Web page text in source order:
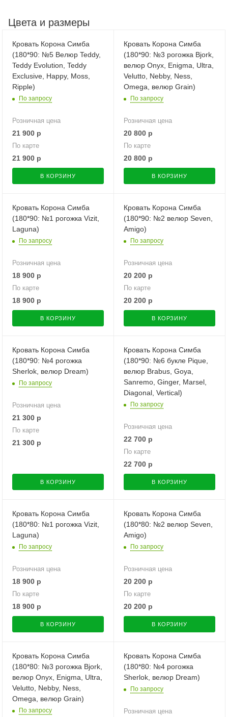
Цвета и размеры
Кровать Корона Симба
(180*90: №5 Велюр Teddy,
Teddy Evolution, Teddy
Exclusive, Happy, Moss,
Ripple)
По запросу
Розничная цена
21 900 р
По карте
21 900 р
В КОРЗИНУ
Кровать Корона Симба
(180*90: №3 рогожка Bjork,
велюр Onyx, Enigma, Ultra,
Velutto, Nebby, Ness,
Omega, велюр Grain)
По запросу
Розничная цена
20 800 р
По карте
20 800 р
В КОРЗИНУ
Кровать Корона Симба
(180*90: №1 рогожка Vizit,
Laguna)
По запросу
Розничная цена
18 900 р
По карте
18 900 р
В КОРЗИНУ
Кровать Корона Симба
(180*90: №2 велюр Seven,
Amigo)
По запросу
Розничная цена
20 200 р
По карте
20 200 р
В КОРЗИНУ
Кровать Корона Симба
(180*90: №4 рогожка
Sherlok, велюр Dream)
По запросу
Розничная цена
21 300 р
По карте
21 300 р
В КОРЗИНУ
Кровать Корона Симба
(180*90: №6 букле Pique,
велюр Brabus, Goya,
Sanremo, Ginger, Marsel,
Diagonal, Vertical)
По запросу
Розничная цена
22 700 р
По карте
22 700 р
В КОРЗИНУ
Кровать Корона Симба
(180*80: №1 рогожка Vizit,
Laguna)
По запросу
Розничная цена
18 900 р
По карте
18 900 р
В КОРЗИНУ
Кровать Корона Симба
(180*80: №2 велюр Seven,
Amigo)
По запросу
Розничная цена
20 200 р
По карте
20 200 р
В КОРЗИНУ
Кровать Корона Симба
(180*80: №3 рогожка Bjork,
велюр Onyx, Enigma, Ultra,
Velutto, Nebby, Ness,
Omega, велюр Grain)
По запросу
Кровать Корона Симба
(180*80: №4 рогожка
Sherlok, велюр Dream)
По запросу
Розничная цена